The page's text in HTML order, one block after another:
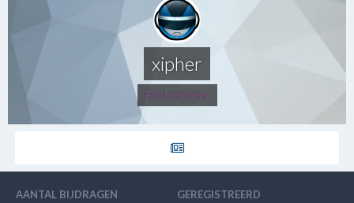
xipher
Full members
AANTAL BIJDRAGEN GEREGISTREERD